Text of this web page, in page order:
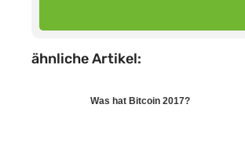
ähnliche Artikel:
Was hat Bitcoin 2017?